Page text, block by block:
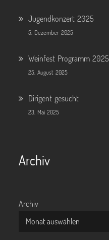
Jugendkonzert 2025
5. Dezember 2025
Weinfest Programm 2025
25. August 2025
Dirigent gesucht
23. Mai 2025
Archiv
Archiv